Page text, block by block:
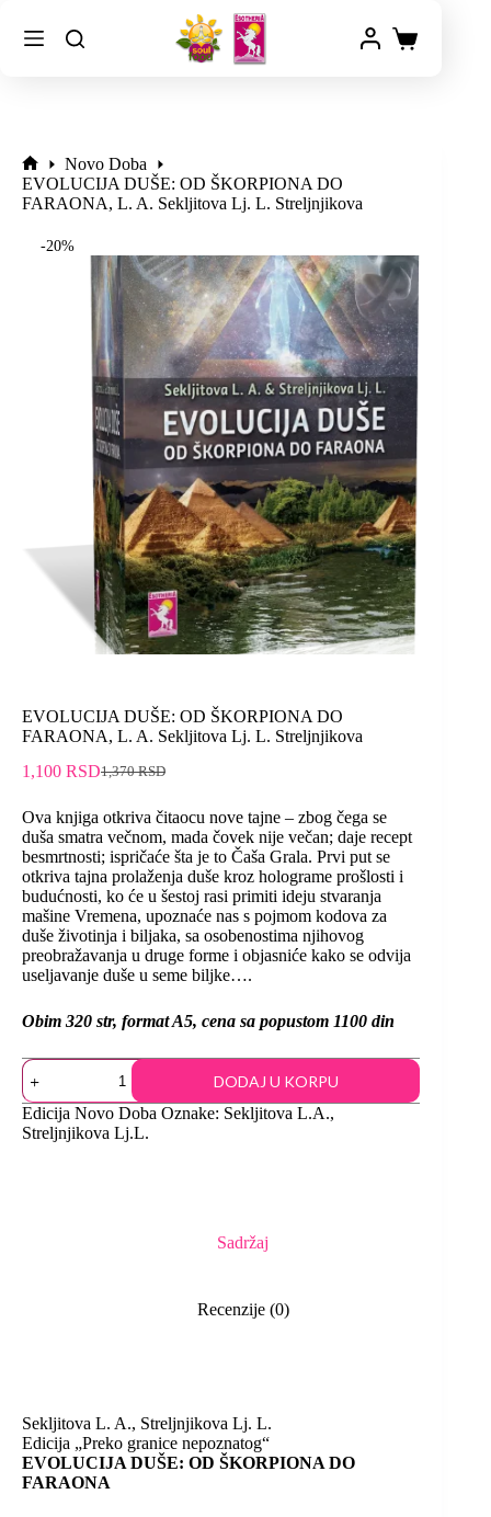
Novo Doba
EVOLUCIJA DUŠE: OD ŠKORPIONA DO
FARAONA, L. A. Sekljitova Lj. L. Streljnjikova
-20%
EVOLUCIJA DUŠE: OD ŠKORPIONA DO
FARAONA, L. A. Sekljitova Lj. L. Streljnjikova
1,370RSD
1,100 RSD
Ova knjiga otkriva čitaocu nove tajne – zbog čega se
duša smatra večnom, mada čovek nije večan; daje recept
besmrtnosti; ispričaće šta je to Čaša Grala. Prvi put se
otkriva tajna prolaženja duše kroz holograme prošlosti i
budućnosti, ko će u šestoj rasi primiti ideju stvaranja
mašine Vremena, upoznaće nas s pojmom kodova za
duše životinja i biljaka, sa osobenostima njihovog
preobražavanja u druge forme i objasniće kako se odvija
useljavanje duše u seme biljke….
Obim 320 str, format A5, cena sa popustom 1100 din
DODAJ U KORPU
Edicija Novo Doba Oznake: Sekljitova L.A.,
Streljnjikova Lj.L.
Sadržaj
Recenzije (0)
Sekljitova L. A., Streljnjikova Lj. L.
Edicija „Preko granice nepoznatog“
EVOLUCIJA DUŠE: OD ŠKORPIONA DO
FARAONA